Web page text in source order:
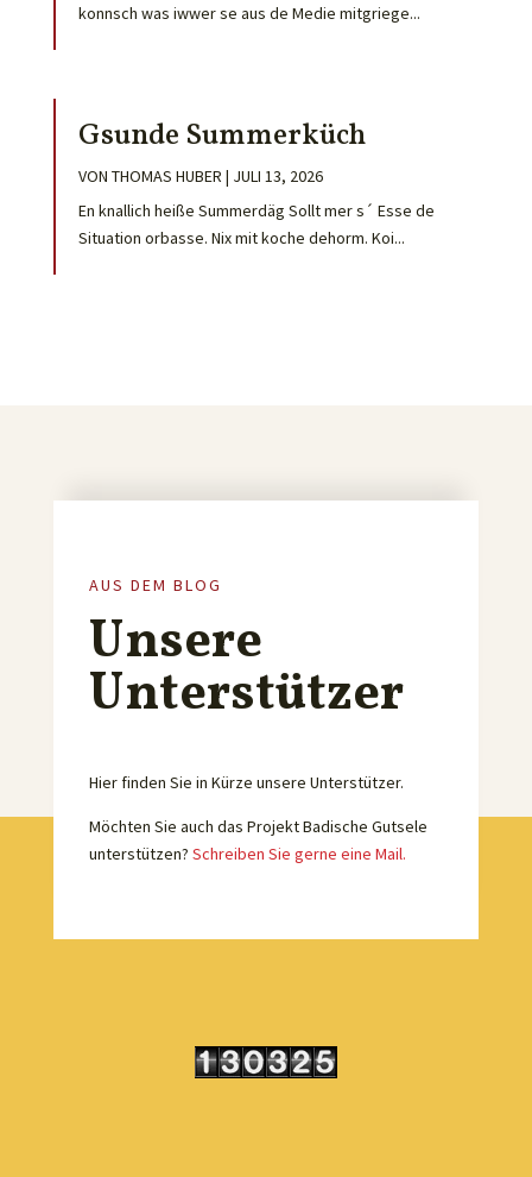
konnsch was iwwer se aus de Medie mitgriege...
Gsunde Summerküch
VON THOMAS HUBER | JULI 13, 2026
En knallich heiße Summerdäg Sollt mer s´ Esse de
Situation orbasse. Nix mit koche dehorm. Koi...
AUS DEM BLOG
Unsere
Unterstützer
Hier finden Sie in Kürze unsere Unterstützer.
Möchten Sie auch das Projekt Badische Gutsele
unterstützen? Schreiben Sie gerne eine Mail.